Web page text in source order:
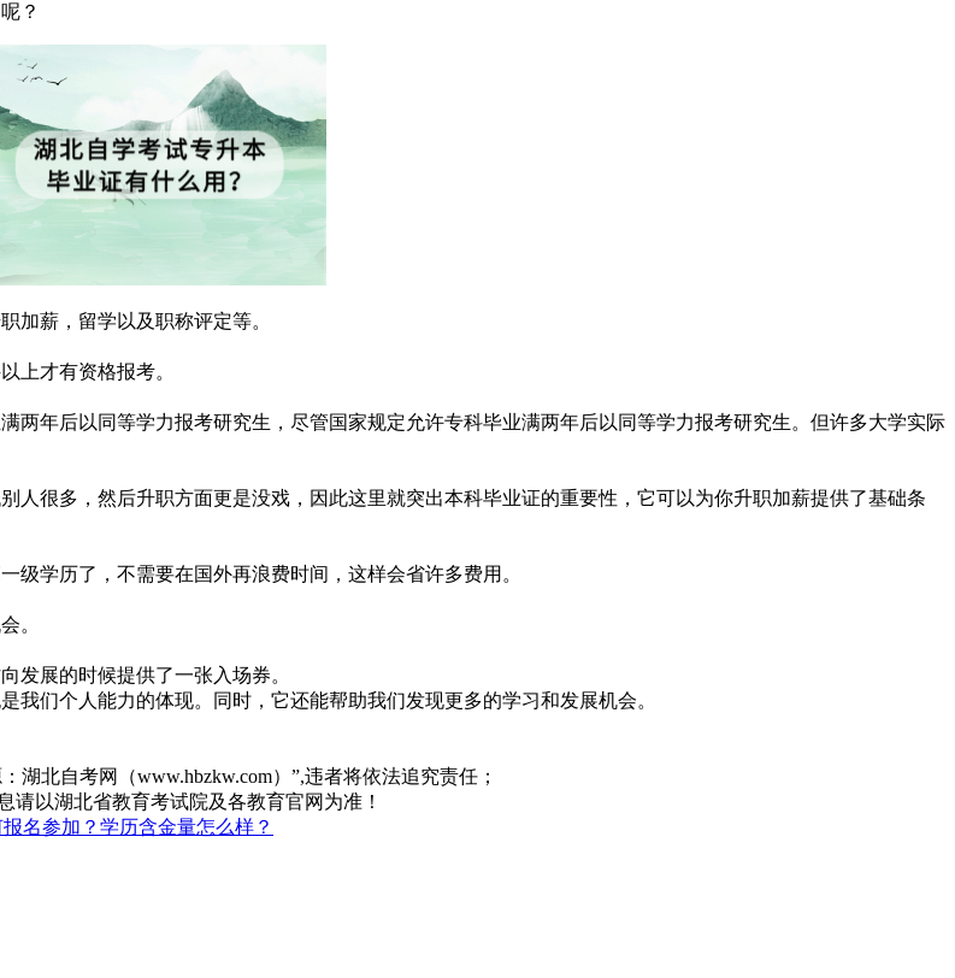
？
加薪，留学以及职称评定等。
上才有资格报考。
两年后以同等学力报考研究生，尽管国家规定允许专科毕业满两年后以同等学力报考研究生。但许多大学实际
人很多，然后升职方面更是没戏，因此这里就突出本科毕业证的重要性，它可以为你升职加薪提供了基础条
学历了，不需要在国外再浪费时间，这样会省许多费用。
。
发展的时候提供了一张入场券。
们个人能力的体现。同时，它还能帮助我们发现更多的学习和发展机会。
北自考网（www.hbzkw.com）”,违者将依法追究责任；
以湖北省教育考试院及各教育官网为准！
名参加？学历含金量怎么样？